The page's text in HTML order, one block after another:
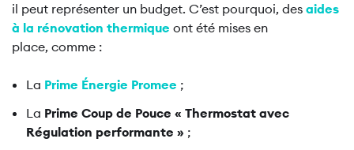
il peut représenter un budget. C’est pourquoi, des aides
à la rénovation thermique ont été mises en
place, comme :
La Prime Énergie Promee ;
La Prime Coup de Pouce « Thermostat avec
Régulation performante » ;